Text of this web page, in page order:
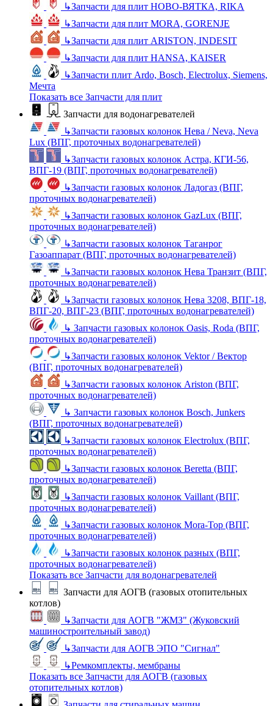
↳Запчасти для плит НОВО-ВЯТКА, RIKA
↳Запчасти для плит MORA, GORENJE
↳Запчасти для плит ARISTON, INDESIT
↳Запчасти для плит HANSA, KAISER
↳Запчасти плит Ardo, Bosch, Electrolux, Siemens,
Мечта
Показать все Запчасти для плит
Запчасти для водонагревателей
↳Запчасти газовых колонок Нева / Neva, Neva
Lux (ВПГ, проточных водонагревателей)
↳Запчасти газовых колонок Астра, КГИ-56,
ВПГ-19 (ВПГ, проточных водонагревателей)
↳Запчасти газовых колонок Ладогаз (ВПГ,
проточных водонагревателей)
↳Запчасти газовых колонок GazLux (ВПГ,
проточных водонагревателей)
↳Запчасти газовых колонок Таганрог
Газоаппарат (ВПГ, проточных водонагревателей)
↳Запчасти газовых колонок Нева Транзит (ВПГ,
проточных водонагревателей)
↳Запчасти газовых колонок Нева 3208, ВПГ-18,
ВПГ-20, ВПГ-23 (ВПГ, проточных водонагревателей)
↳ Запчасти газовых колонок Oasis, Roda (ВПГ,
проточных водонагревателей)
↳Запчасти газовых колонок Vektor / Вектор
(ВПГ, проточных водонагревателей)
↳Запчасти газовых колонок Ariston (ВПГ,
проточных водонагревателей)
↳ Запчасти газовых колонок Bosch, Junkers
(ВПГ, проточных водонагревателей)
↳Запчасти газовых колонок Electrolux (ВПГ,
проточных водонагревателей)
↳Запчасти газовых колонок Beretta (ВПГ,
проточных водонагревателей)
↳Запчасти газовых колонок Vaillant (ВПГ,
проточных водонагревателей)
↳Запчасти газовых колонок Mora-Top (ВПГ,
проточных водонагревателей)
↳Запчасти газовых колонок разных (ВПГ,
проточных водонагревателей)
Показать все Запчасти для водонагревателей
Запчасти для АОГВ (газовых отопительных
котлов)
↳Запчасти для АОГВ "ЖМЗ" (Жуковский
машиностроительный завод)
↳Запчасти для АОГВ ЭПО "Сигнал"
↳Ремкомплекты, мембраны
Показать все Запчасти для АОГВ (газовых
отопительных котлов)